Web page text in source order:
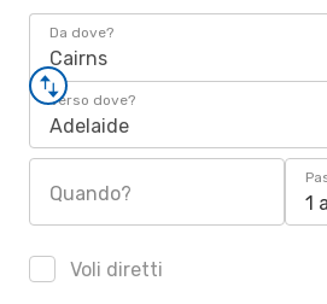
Da dove?
Cairns
Verso dove?
Adelaide
Quando? 1
Voli diretti